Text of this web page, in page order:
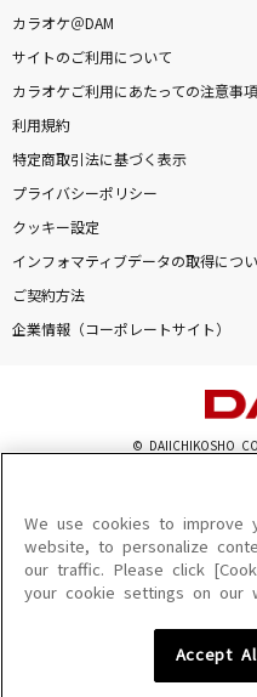
カラオケ＠DAM
サイトのご利用について
カラオケご利用にあたっての注意事項
利用規約
特定商取引法に基づく表示
プライバシーポリシー
クッキー設定
インフォマティブデータの取得につい
ご契約方法
企業情報（コーポレートサイト）
© DAIICHIKOSHO
このサイトに掲載されている一切の文
を問わず、著作権法の定める範囲を超
を禁じます。
楽曲及びコンテンツは、機種によりご
楽曲及びコンテンツの配信日、配信内容
We use cookies to improve
website, to personalize
our traffic. Please click
your cookie settings on our
Accept